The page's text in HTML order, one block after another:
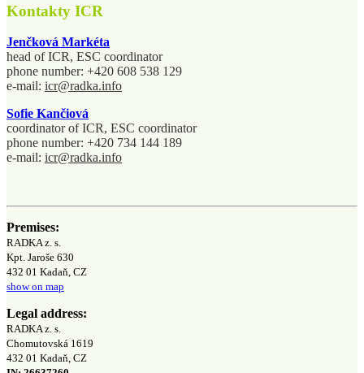
Kontakty ICR
Jenčková Markéta
head of ICR, ESC coordinator
phone number: +420 608 538 129
e-mail: icr@radka.info
Sofie Kančiová
coordinator of ICR, ESC coordinator
phone number: +420 734 144 189
e-mail: icr@radka.info
Premises:
RADKA z. s.
Kpt. Jaroše 630
432 01 Kadaň, CZ
show on map
Legal address:
RADKA z. s.
Chomutovská 1619
432 01 Kadaň, CZ